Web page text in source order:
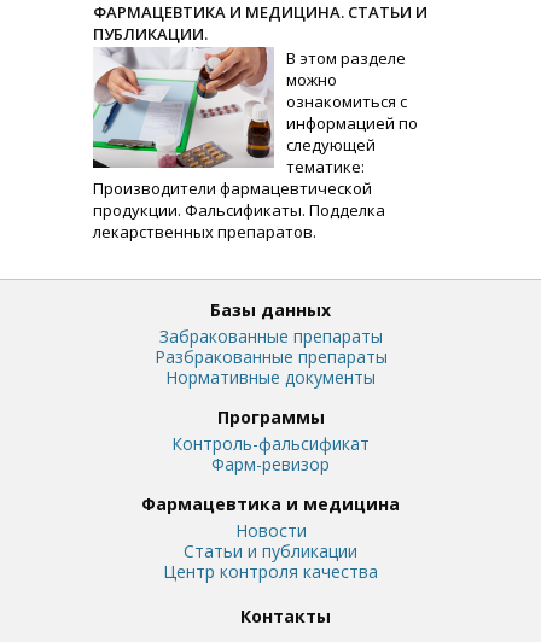
ФАРМАЦЕВТИКА И МЕДИЦИНА. СТАТЬИ И
ПУБЛИКАЦИИ.
В этом разделе
можно
ознакомиться с
информацией по
следующей
тематике:
Производители фармацевтической
продукции. Фальсификаты. Подделка
лекарственных препаратов.
Базы данных
Забракованные препараты
Разбракованные препараты
Нормативные документы
Программы
Контроль-фальсификат
Фарм-ревизор
Фармацевтика и медицина
Новости
Статьи и публикации
Центр контроля качества
Контакты